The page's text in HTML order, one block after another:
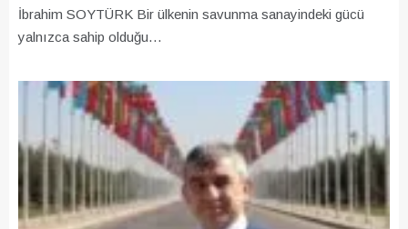
İbrahim SOYTÜRK Bir ülkenin savunma sanayindeki gücü
yalnızca sahip olduğu…